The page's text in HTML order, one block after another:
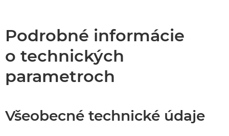
Podpora
Stiahnuť súbor PDF
Podrobné informácie
o technických
parametroch
Všeobecné technické údaje